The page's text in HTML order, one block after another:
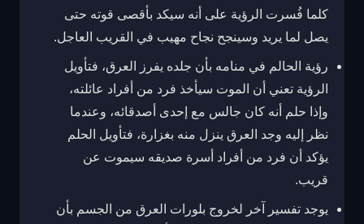
كلما فُسرت الرؤية على أنه سيكد بأقصى قوته حتى
يصل لما يريد وسينجح نجاح مهيب في القريب العاجل.
رؤية الحالم في منامه بأن جلده يفرز العرق، فتأويل
الرؤية تعني أن الموت سيأخذ فرد من أفراد عائلته،
وإذا حلم أنه كان جالس مع إحدى أصدقائه، وعندما
نظر إليه وجد العرق ينزل منه بغزارة، فتأويل الحلم
يؤكد أن فرد من أفراد أسرة صديقه سيموت عن
قريب.
يوجد تفسير آخر لخروج بلورات العرق من الجسم بأن